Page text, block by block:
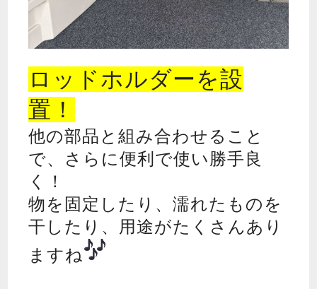
ロッドホルダーを設
置！
他の部品と組み合わせること
で、さらに便利で使い勝手良
く！
物を固定したり、濡れたものを
干したり、用途がたくさんあり
ますね